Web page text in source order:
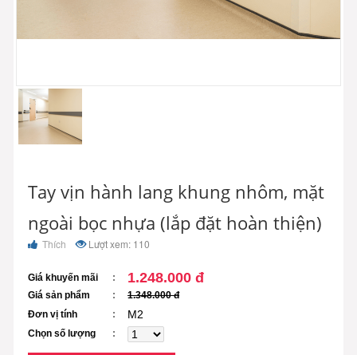
Tay vịn hành lang khung nhôm, mặt
ngoài bọc nhựa (lắp đặt hoàn thiện)
Thích Lượt xem: 110
Giá khuyến mãi 1.248.000 đ
Giá sản phẩm
1.348.000 đ
Đơn vị tính
M2
Chọn số lượng